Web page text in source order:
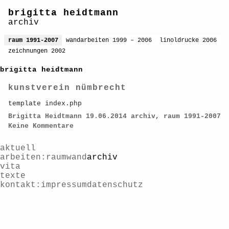
brigitta heidtmann
archiv
raum 1991-2007 wandarbeiten 1999 – 2006
linoldrucke 2006
zeichnungen 2002
brigitta heidtmann
kunstverein nümbrecht
template index.php
Brigitta Heidtmann
19.06.2014 archiv, raum 1991-2007
Keine Kommentare
aktuell
arbeiten
raumwandarchiv
vita
texte
kontakt
impressumdatenschutz